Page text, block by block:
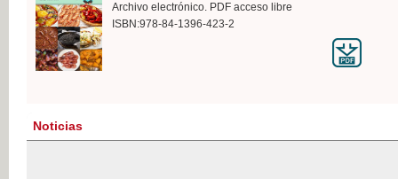
Archivo electrónico. PDF acceso libre
ISBN:978-84-1396-423-2
Noticias